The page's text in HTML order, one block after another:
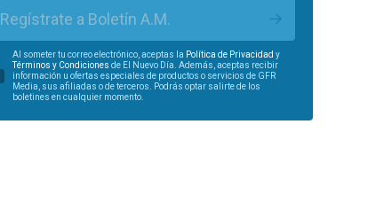
Regístrate a Boletín A.M.
Al someter tu correo electrónico, aceptas la Política de Privacidad y
Términos y Condiciones de El Nuevo Día. Además, aceptas recibir
información u ofertas especiales de productos o servicios de GFR
Media, sus afiliadas o de terceros. Podrás optar salirte de los
boletines en cualquier momento.